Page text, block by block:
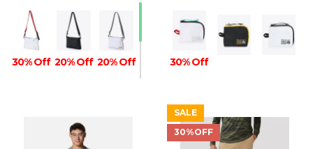
30% Off 20% Off 20% Off 30% Off
SALE
30%OFF